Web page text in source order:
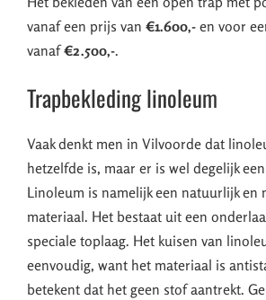
vanaf een prijs van €1.600,- en voor
vanaf€2.500,-.
Trapbekleding linoleum
Vaak denkt men in Vilvoorde dat
hetzelfde is, maar er is wel degelijk
Linoleum is namelijk een natuurlijk en
materiaal. Het bestaat uit een
speciale toplaag. Het kuisen van
eenvoudig, want het materiaal is
betekent dat het geen stof aantrekt.